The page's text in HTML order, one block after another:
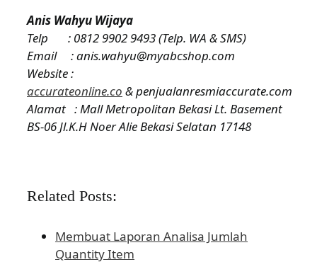
Anis Wahyu Wijaya
Telp : 0812 9902 9493 (Telp. WA & SMS)
Email : anis.wahyu@myabcshop.com
Website :
accurateonline.co &penjualanresmiaccurate.com
Alamat : Mall Metropolitan Bekasi Lt. Basement
BS-06 Jl.K.H Noer Alie Bekasi Selatan 17148
Related Posts:
Membuat Laporan Analisa Jumlah
Quantity Item